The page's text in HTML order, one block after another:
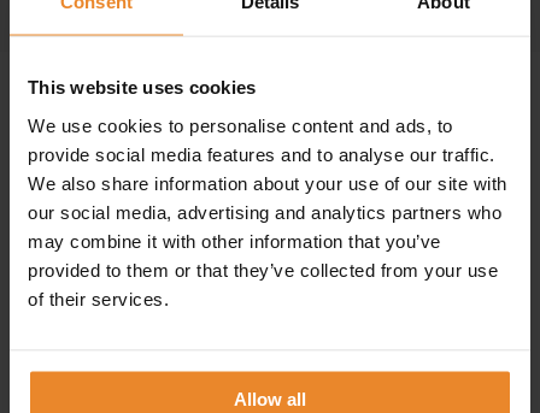
This website uses cookies
We use cookies to personalise content and ads, to
provide social media features and to analyse our traffic.
We also share information about your use of our site with
our social media, advertising and analytics partners who
may combine it with other information that you’ve
provided to them or that they’ve collected from your use
of their services.
Allow all